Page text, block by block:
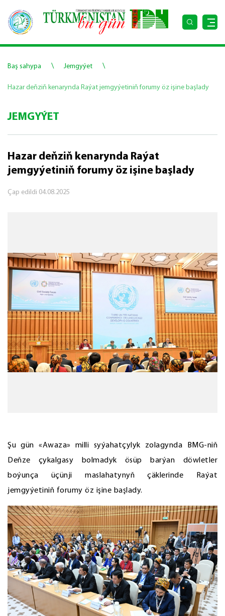
Baş sahypa \ Jemgyýet \
Hazar deňziň kenarynda Raýat jemgyýetiniň forumy öz işine başlady
JEMGYÝET
Hazar deňziň kenarynda Raýat
jemgyýetiniň forumy öz işine başlady
Çap edildi 04.08.2025
Şu gün «Awaza» milli syýahatçylyk zolagynda BMG-niň
Deňze çykalgasy bolmadyk ösüp barýan döwletler
boýunça üçünji maslahatynyň çäklerinde Raýat
jemgyýetiniň forumy öz işine başlady.